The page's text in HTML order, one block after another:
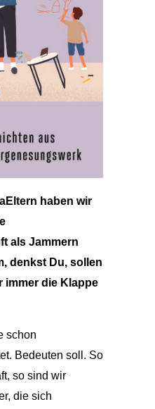
haben wir
als Jammern
denkst Du, sollen
immer die Klappe
schon
Bedeuten soll. So
so sind wir
die sich